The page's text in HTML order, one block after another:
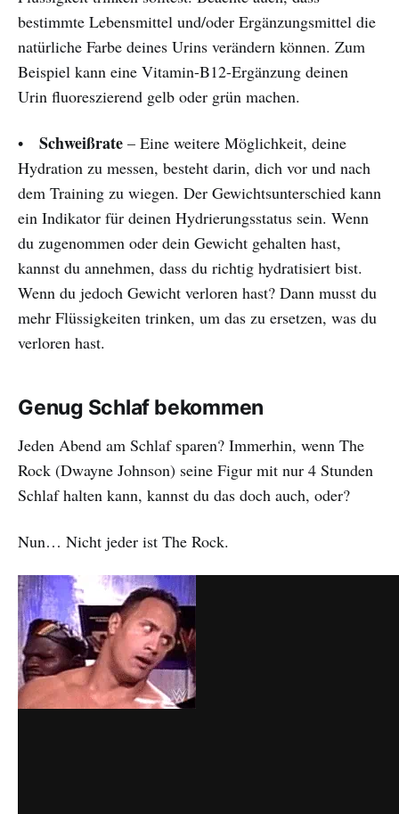
bestimmte Lebensmittel und/oder Ergänzungsmittel die
natürliche Farbe deines Urins verändern können. Zum
Beispiel kann eine Vitamin-B12-Ergänzung deinen
Urin fluoreszierend gelb oder grün machen.
• Schweißrate – Eine weitere Möglichkeit, deine
Hydration zu messen, besteht darin, dich vor und nach
dem Training zu wiegen. Der Gewichtsunterschied kann
ein Indikator für deinen Hydrierungsstatus sein. Wenn
du zugenommen oder dein Gewicht gehalten hast,
kannst du annehmen, dass du richtig hydratisiert bist.
Wenn du jedoch Gewicht verloren hast? Dann musst du
mehr Flüssigkeiten trinken, um das zu ersetzen, was du
verloren hast.
Genug Schlaf bekommen
Jeden Abend am Schlaf sparen? Immerhin, wenn The
Rock (Dwayne Johnson) seine Figur mit nur 4 Stunden
Schlaf halten kann, kannst du das doch auch, oder?
Nun… Nicht jeder ist The Rock.